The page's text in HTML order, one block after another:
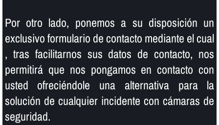
Por otro lado, ponemos a su disposición un
exclusivo formulario de contacto mediante el cual
, tras facilitarnos sus datos de contacto, nos
permitirá que nos pongamos en contacto con
usted ofreciéndole una alternativa para la
solución de cualquier incidente con cámaras de
seguridad.